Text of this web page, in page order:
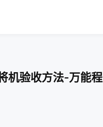
机验收方法-万能程